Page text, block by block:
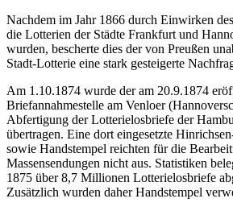
Nachdem im Jahr 1866 durch Einwirken
die Lotterien der Städte Frankfurt und
wurden, bescherte dies der von Preußen
Stadt-Lotterie eine stark gesteigerte
Am 1.10.1874 wurde der am 20.9.1874
Briefannahmestelle am Venloer
Abfertigung der Lotterielosbriefe der
übertragen. Eine dort eingesetzte
sowie Handstempel reichten für die
Massensendungen nicht aus. Statistiken
1875 über 8,7 Millionen Lotterielosbriefe
Zusätzlich wurden daher Handstempel